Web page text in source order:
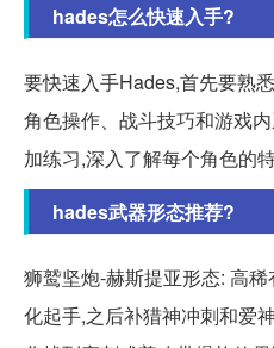
hades怎么快速入手?
要快速入手Hades,首先要熟
角色操作、战斗技巧和游戏
加练习,深入了解每个角色的
hades武器形态推荐?
狮鹫坚炮-赫斯提亚形态: 高
化起手,之后补猎神冲刺和爱